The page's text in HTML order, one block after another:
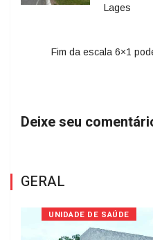
Lages
Fim da escala 6×1
Deixe seu
GERAL
UNIDADE DE SAÚDE